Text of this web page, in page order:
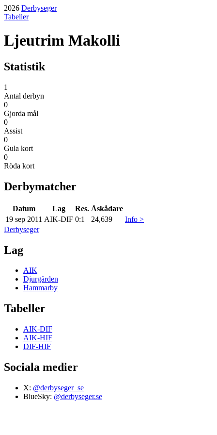
2026 Derbyseger
Tabeller
Ljeutrim Makolli
Statistik
1
Antal derbyn
0
Gjorda mål
0
Assist
0
Gula kort
0
Röda kort
Derbymatcher
Datum Lag Res. Åskådare
19 sep 2011 AIK-DIF 0:1 24,639
Info >
Derbyseger
Lag
AIK
Djurgården
Hammarby
Tabeller
AIK-DIF
AIK-HIF
DIF-HIF
Sociala medier
X: @derbyseger_se
BlueSky: @derbyseger.se